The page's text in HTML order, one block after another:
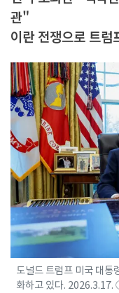
관"
이란 전쟁으로 트럼
도널드 트럼프 미국 대통
화하고 있다.